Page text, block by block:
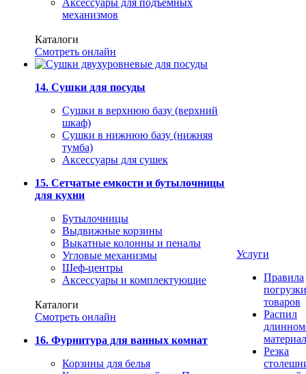
Аксессуары для подъемных
механизмов
Каталоги
Смотреть онлайн
14. Сушки для посуды
Сушки в верхнюю базу (верхний
шкаф)
Сушки в нижнюю базу (нижняя
тумба)
Аксессуары для сушек
15. Сетчатые емкости и бутылочницы
для кухни
Бутылочницы
Выдвижные корзины
Выкатные колонны и пеналы
Угловые механизмы
Шеф-центры
Аксессуары и комплектующие
Каталоги
Смотреть онлайн
16. Фурнитура для ванных комнат
Корзины для белья
Услуги
Правила
погрузки
товаров
Распил
Резка